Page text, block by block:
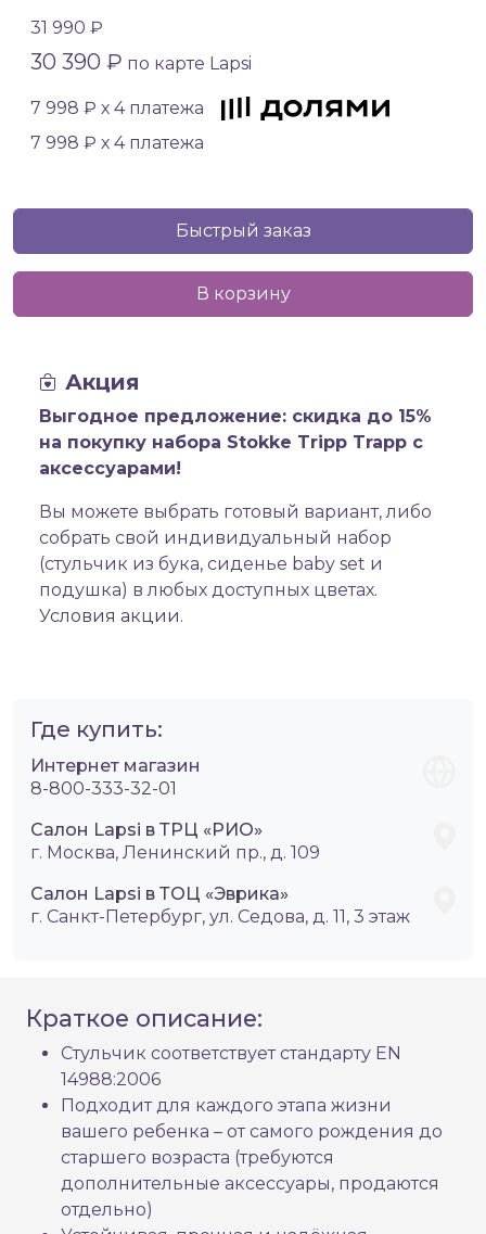
31 990 ₽
30 390 ₽ по карте Lapsi
7 998 ₽ х 4 платежа
7 998 ₽ х 4 платежа
Быстрый заказ
В корзину
Акция
Выгодное предложение: скидка до 15%
на покупку набора Stokke Tripp Trapp с
аксессуарами!
Вы можете выбрать готовый вариант, либо
собрать свой индивидуальный набор
(стульчик из бука, сиденье baby set и
подушка) в любых доступных цветах.
Условия акции.
Где купить:
Интернет магазин
8-800-333-32-01
Салон Lapsi в ТРЦ «РИО»
г. Москва, Ленинский пр., д. 109
Салон Lapsi в ТОЦ «Эврика»
г. Санкт-Петербург, ул. Седова, д. 11, 3 этаж
Краткое описание:
Стульчик соответствует стандарту EN
14988:2006
Подходит для каждого этапа жизни
вашего ребенка – от самого рождения до
старшего возраста (требуются
дополнительные аксессуары, продаются
отдельно)